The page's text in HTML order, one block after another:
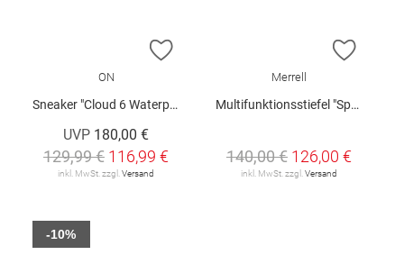
ZUR WUNSCHLISTE HINZUFÜGEN
ON
Sneaker "Cloud 6 Waterproof W"
UVP 180,00 €
129,99 € 116,99 €
inkl. MwSt. zzgl.Versand
ZUR
Merrell
Multifunktionsstiefel "Speed Strike 2 Mid GTX W"
140,00 € 126,00 €
inkl. MwSt. zzgl.Versand
-10%